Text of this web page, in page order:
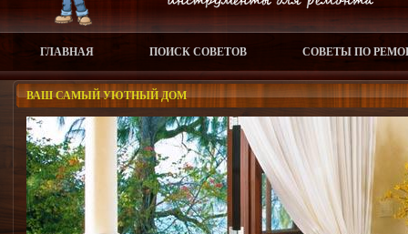
ГЛАВНАЯ ПОИСК СОВЕТОВ СОВЕТЫ ПО
ВАШ САМЫЙ УЮТНЫЙ ДОМ